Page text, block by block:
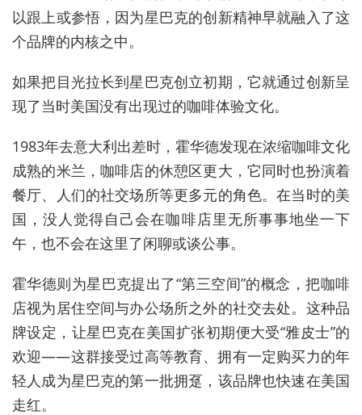
以跟上或参悟，因为星巴克的创新精神早就融入了这
个品牌的内核之中。
如果把目光拉长到星巴克创立初期，它就通过创新呈
现了当时美国没有出现过的咖啡体验文化。
1983年去意大利出差时，霍华德发现在浓缩咖啡文化
成熟的米兰，咖啡店的休憩区更大，它同时也扮演着
餐厅、人们的社交场所等更多元的角色。在当时的美
国，没人觉得自己会在咖啡店里无所事事地坐一下
午，也不会在这里了闲聊或谈公事。
霍华德则为星巴克提出了“第三空间”的概念，把咖啡
店视为居住空间与办公场所之外的社交去处。这种品
牌设定，让星巴克在美国扩张初期便大受“雅皮士”的
欢迎——这群接受过高等教育、拥有一定购买力的年
轻人成为星巴克的第一批拥趸，该品牌也快速在美国
走红。